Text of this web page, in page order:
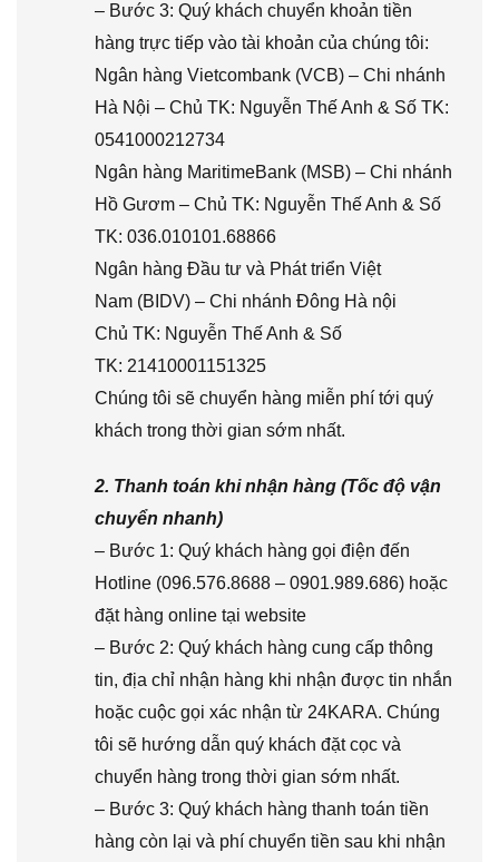
– Bước 3: Quý khách chuyển khoản tiền
hàng trực tiếp vào tài khoản của chúng tôi:
Ngân hàng Vietcombank (VCB) – Chi nhánh
Hà Nội – Chủ TK: Nguyễn Thế Anh & Số TK:
0541000212734
Ngân hàng MaritimeBank (MSB) – Chi nhánh
Hồ Gươm – Chủ TK: Nguyễn Thế Anh & Số
TK: 036.010101.68866
Ngân hàng Đầu tư và Phát triển Việt
Nam (BIDV) – Chi nhánh Đông Hà nội
Chủ TK: Nguyễn Thế Anh & Số
TK: 21410001151325
Chúng tôi sẽ chuyển hàng miễn phí tới quý
khách trong thời gian sớm nhất.
2. Thanh toán khi nhận hàng (Tốc độ vận
chuyển nhanh)
– Bước 1: Quý khách hàng gọi điện đến
Hotline (096.576.8688 – 0901.989.686) hoặc
đặt hàng online tại website
– Bước 2: Quý khách hàng cung cấp thông
tin, địa chỉ nhận hàng khi nhận được tin nhắn
hoặc cuộc gọi xác nhận từ 24KARA. Chúng
tôi sẽ hướng dẫn quý khách đặt cọc và
chuyển hàng trong thời gian sớm nhất.
– Bước 3: Quý khách hàng thanh toán tiền
hàng còn lại và phí chuyển tiền sau khi nhận